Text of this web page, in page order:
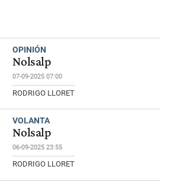
OPINIÓN
Nolsalp
07-09-2025 07:00
RODRIGO LLORET
VOLANTA
Nolsalp
06-09-2025 23:55
RODRIGO LLORET